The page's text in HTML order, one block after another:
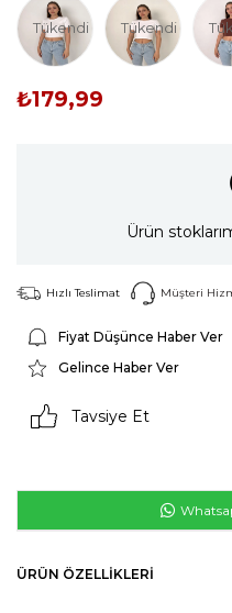
Tükendi Tükendi
₺179,99
Ürün
Hızlı Teslimat Müşteri
Fiyat Düşünce Haber Ver
Gelince Haber Ver
Tavsiye Et
ÜRÜN ÖZELLIKLERI